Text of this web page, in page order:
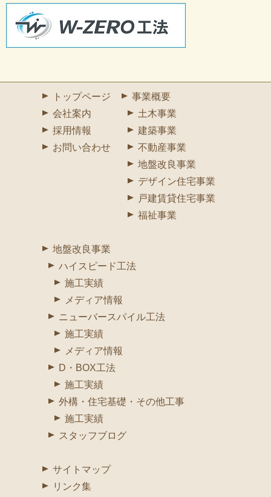
トップページ
会社案内
採用情報
お問い合わせ
事業概要
土木事業
建築事業
不動産事業
地盤改良事業
デザイン住宅事業
戸建賃貸住宅事業
福祉事業
地盤改良事業
ハイスピード工法
施工実績
メディア情報
ニューバースパイル工法
施工実績
メディア情報
D・BOX工法
施工実績
外構・住宅基礎・その他工事
施工実績
スタッフブログ
サイトマップ
リンク集